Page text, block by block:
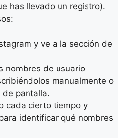
has llevado un registro).
y ve a la sección de
nombres de usuario
manualmente o
de pantalla.
cada cierto tiempo y
identificar qué nombres